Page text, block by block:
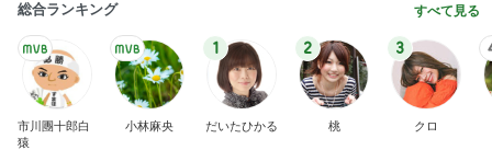
総合ランキング すべて見る
市川團十郎白
猿
小林麻央
1
だいたひかる
2
桃
3
クロ